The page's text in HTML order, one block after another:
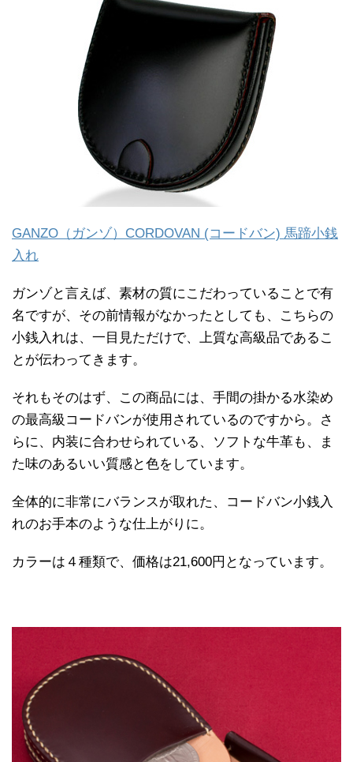
GANZO（ガンゾ）CORDOVAN (コードバン) 馬蹄小銭
入れ
ガンゾと言えば、素材の質にこだわっていることで有
名ですが、その前情報がなかったとしても、こちらの
小銭入れは、一目見ただけで、上質な高級品であるこ
とが伝わってきます。
それもそのはず、この商品には、手間の掛かる水染め
の最高級コードバンが使用されているのですから。さ
らに、内装に合わせられている、ソフトな牛革も、ま
た味のあるいい質感と色をしています。
全体的に非常にバランスが取れた、コードバン小銭入
れのお手本のような仕上がりに。
カラーは４種類で、価格は21,600円となっています。